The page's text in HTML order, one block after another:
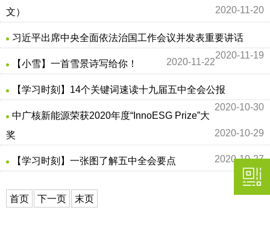
文）
2020-11-20
习近平出席中央全面依法治国工作会议并发表重要讲话
2020-11-19
【小雪】一首雪景诗写给你！
2020-11-22
【学习时刻】14个关键词速读十九届五中全会公报
2020-10-30
中广核新能源荣获2020年度“InnoESG Prize”大
奖
2020-10-29
【学习时刻】一张图了解五中全会要点 2020-10-27
首页 下一页 末页